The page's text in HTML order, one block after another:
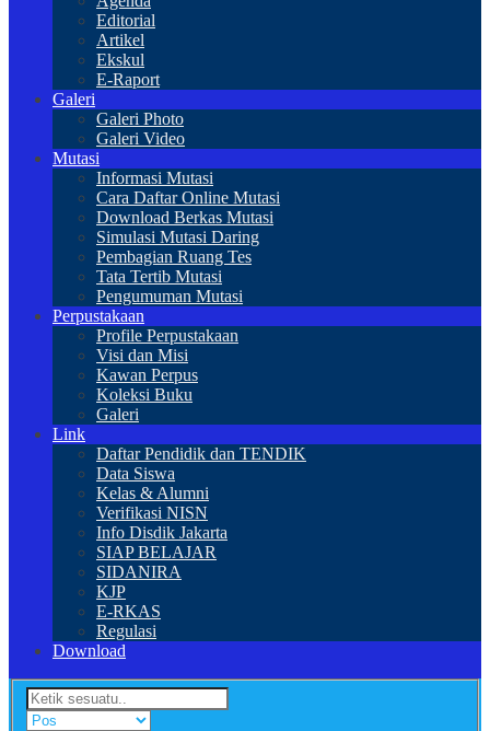
Editorial
Artikel
Ekskul
E-Raport
Galeri
Galeri Photo
Galeri Video
Mutasi
Informasi Mutasi
Cara Daftar Online Mutasi
Download Berkas Mutasi
Simulasi Mutasi Daring
Pembagian Ruang Tes
Tata Tertib Mutasi
Pengumuman Mutasi
Perpustakaan
Profile Perpustakaan
Visi dan Misi
Kawan Perpus
Koleksi Buku
Galeri
Link
Daftar Pendidik dan TENDIK
Data Siswa
Kelas & Alumni
Verifikasi NISN
Info Disdik Jakarta
SIAP BELAJAR
SIDANIRA
KJP
E-RKAS
Regulasi
Download